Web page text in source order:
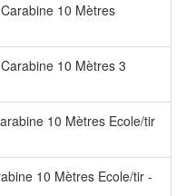
10 Mètres
10 Mètres 3
10 Mètres Ecole/tir
10 Mètres Ecole/tir -